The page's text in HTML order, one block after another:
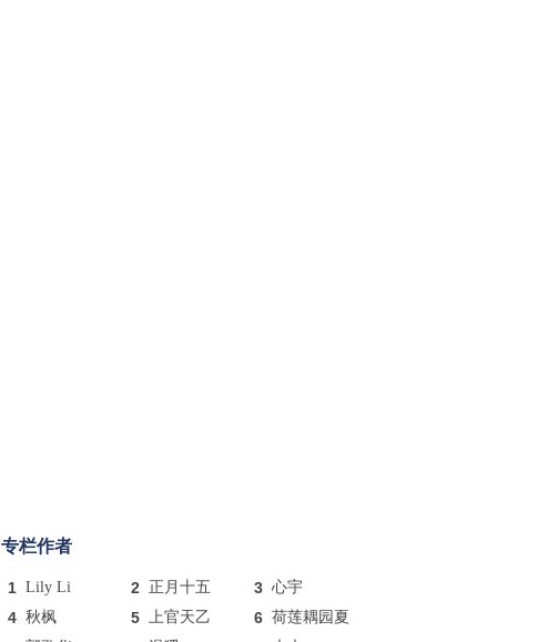
专栏作者
1 Lily Li 2 正月十五 3 心宇
4 秋枫 5 上官天乙 6 荷莲耦园夏